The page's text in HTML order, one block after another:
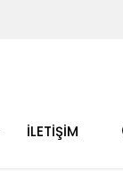
İLETİŞİM